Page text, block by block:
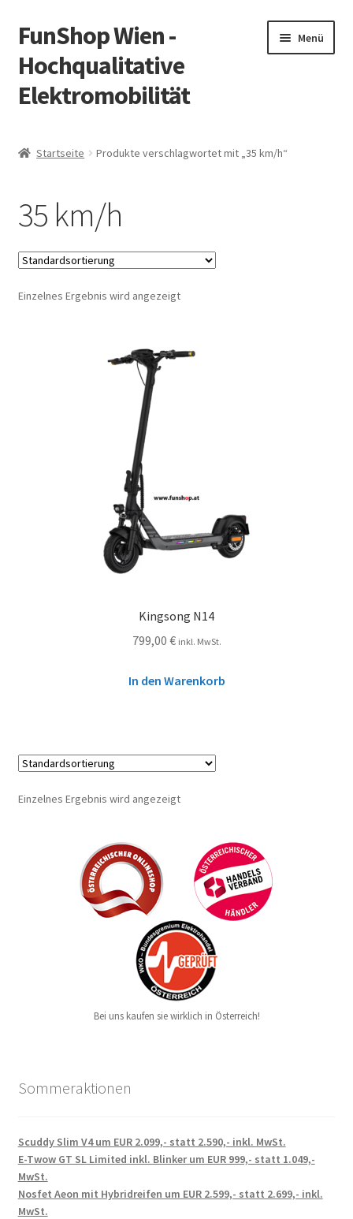
Zur
Navigation
springen
Zum
Inhalt
springen
FunShop Wien -
Hochqualitative
Elektromobilität
Menü
Vorsicht Internetbetrug
Über FunShop
Impressum
Startseite Produkte verschlagwortet mit „35 km/h“
35 km/h
Einzelnes Ergebnis wird angezeigt
Kingsong N14
799,00 € inkl. MwSt.
In den Warenkorb
Einzelnes Ergebnis wird angezeigt
Bei uns kaufen sie wirklich in Österreich!
Sommeraktionen
Scuddy Slim V4 um EUR 2.099,- statt 2.590,- inkl. MwSt.
E-Twow GT SL Limited inkl. Blinker um EUR 999,- statt 1.049,-
MwSt.
Nosfet Aeon mit Hybridreifen um EUR 2.599,- statt 2.699,- inkl.
MwSt.